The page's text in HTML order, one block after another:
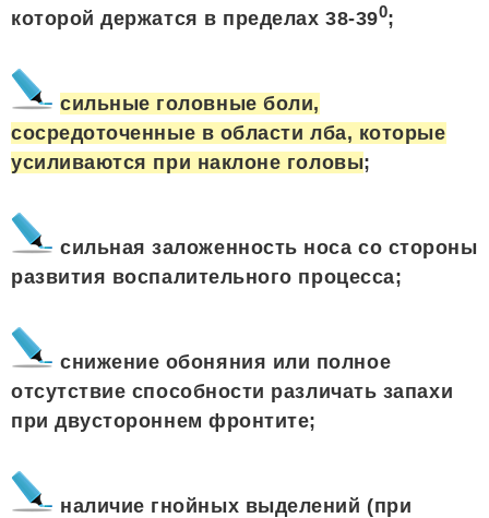
которой держатся в пределах 38-390;
сильные головные боли,
сосредоточенные в области лба, которые
усиливаются при наклоне головы;
сильная заложенность носа со стороны
развития воспалительного процесса;
снижение обоняния или полное
отсутствие способности различать запахи
при двустороннем фронтите;
наличие гнойных выделений (при